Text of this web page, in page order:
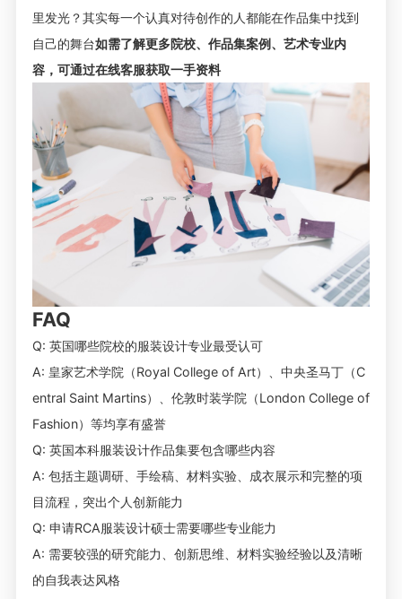
里发光？其实每一个认真对待创作的人都能在作品集中找到
自己的舞台如需了解更多院校、作品集案例、艺术专业内
容，可通过在线客服获取一手资料
FAQ
Q: 英国哪些院校的服装设计专业最受认可
A: 皇家艺术学院（Royal College of Art）、中央圣马丁（C
entral Saint Martins）、伦敦时装学院（London College of
Fashion）等均享有盛誉
Q: 英国本科服装设计作品集要包含哪些内容
A: 包括主题调研、手绘稿、材料实验、成衣展示和完整的项
目流程，突出个人创新能力
Q: 申请RCA服装设计硕士需要哪些专业能力
A: 需要较强的研究能力、创新思维、材料实验经验以及清晰
的自我表达风格